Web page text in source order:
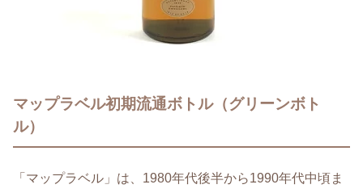
マップラベル初期流通ボトル（グリーンボト
ル）
「マップラベル」は、1980年代後半から1990年代中頃ま